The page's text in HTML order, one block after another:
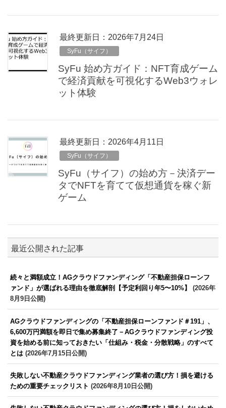
最終更新日：2026年7月24日
SyFu（サイフ）
SyFu 始め方ガイド：NFT育成ゲーム
で経済貢献を可視化するWeb3ウォレ
ット体験
最終更新日：2026年4月11日
SyFu（サイフ）
SyFu（サイフ）の始め方－決済デー
タでNFTを育てて仮想通貨を稼ぐ新
ゲーム
最近公開された記事
続々と満額成立！AGクラウドファンディング「不動産担保ローンフ
ァンド」が選ばれる理由を徹底解剖【予定利回り年5〜10%】
(2026年
8月9日公開)
AGクラウドファンディングの「不動産担保ローンファンド＃191」、
6,600万円満額を即日で集め募集終了－AGクラウドファンディング投
資を始める前に知っておきたい「仕組み・税金・分散戦略」のすべて
とは (2026年7月15日公開)
失敗しない不動産クラウドファンディング業者の選び方！損を避ける
ための重要チェックリスト (2026年8月10日公開)